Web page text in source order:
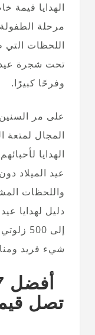
الهدايا قيمة
مرحلة
اللحظات التي
تحت شجرة عيد
وفرحًا كبيرًا.
على مر
المجال لمتعة
الهدايا
عيد الميلاد
واللحظات
دليل لهدايا
إلى
شيء فريد